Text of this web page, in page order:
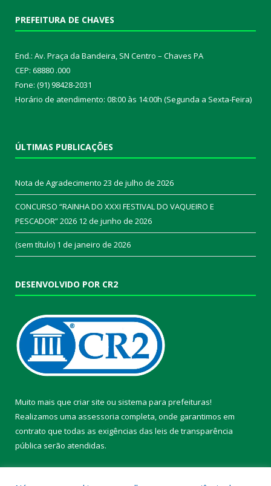
PREFEITURA DE CHAVES
End.: Av. Praça da Bandeira, SN Centro – Chaves PA
CEP: 68880 .000
Fone: (91) 98428-2031
Horário de atendimento: 08:00 às 14:00h (Segunda a Sexta-Feira)
ÚLTIMAS PUBLICAÇÕES
Nota de Agradecimento 23 de julho de 2026
CONCURSO “RAINHA DO XXXI FESTIVAL DO VAQUEIRO E
PESCADOR” 2026 12 de junho de 2026
(sem título) 1 de janeiro de 2026
DESENVOLVIDO POR CR2
Muito mais que criar site ou sistema para prefeituras!
Realizamos uma assessoria completa, onde garantimos em
contrato que todas as exigências das leis de transparência
pública serão atendidas.